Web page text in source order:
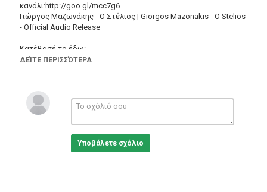
κανάλι:http://goo.gl/mcc7g6
Γιώργος Μαζωνάκης - Ο Στέλιος | Giorgos Mazonakis - O Stelios
- Official Audio Release
Κατέβασέ το έδω:
iTunes: https://goo.gl/ilY9dl
Άκουσε όλα τα τραγούδια του δίσκου εδώ:
https://goo.gl/KDpC6c
http://goo.gl/mcc7g6
Like us on Facebook:http://on.fb.me/16GaxR3
ΔΕΊΤΕ ΠΕΡΙΣΣΌΤΕΡΑ
Υποβάλετε σχόλιο